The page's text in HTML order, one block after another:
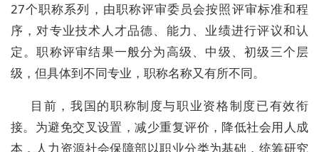
27个职称系列，由职称评审委员会按照评审标准和程
序，对专业技术人才品德、能力、业绩进行评议和认
定。职称评审结果一般分为高级、中级、初级三个层
级，但具体到不同专业，职称名称又有所不同。
目前，我国的职称制度与职业资格制度已有效衔
接。为避免交叉设置，减少重复评价，降低社会用人成
本，人力资源社会保障部以职业分类为基础，统筹研究